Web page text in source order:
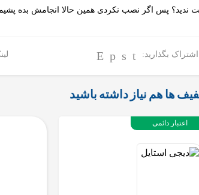
ندید؟ پس اگر نصب نکردی همین حالا انجامش بده
بگذارید:
ها هم نیاز داشته باشید
اعتبار دائمی